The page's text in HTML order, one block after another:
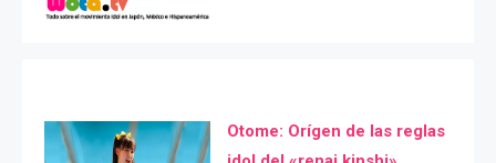
Otome: Orígen de las reglas